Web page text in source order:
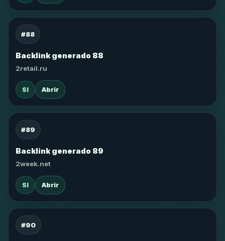
#88
Backlink generado 88
2retail.ru
SI Abrir
#89
Backlink generado 89
2week.net
SI Abrir
#90